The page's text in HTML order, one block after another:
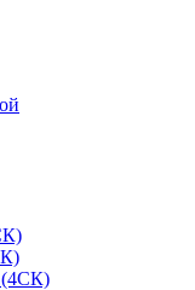
(4СК)